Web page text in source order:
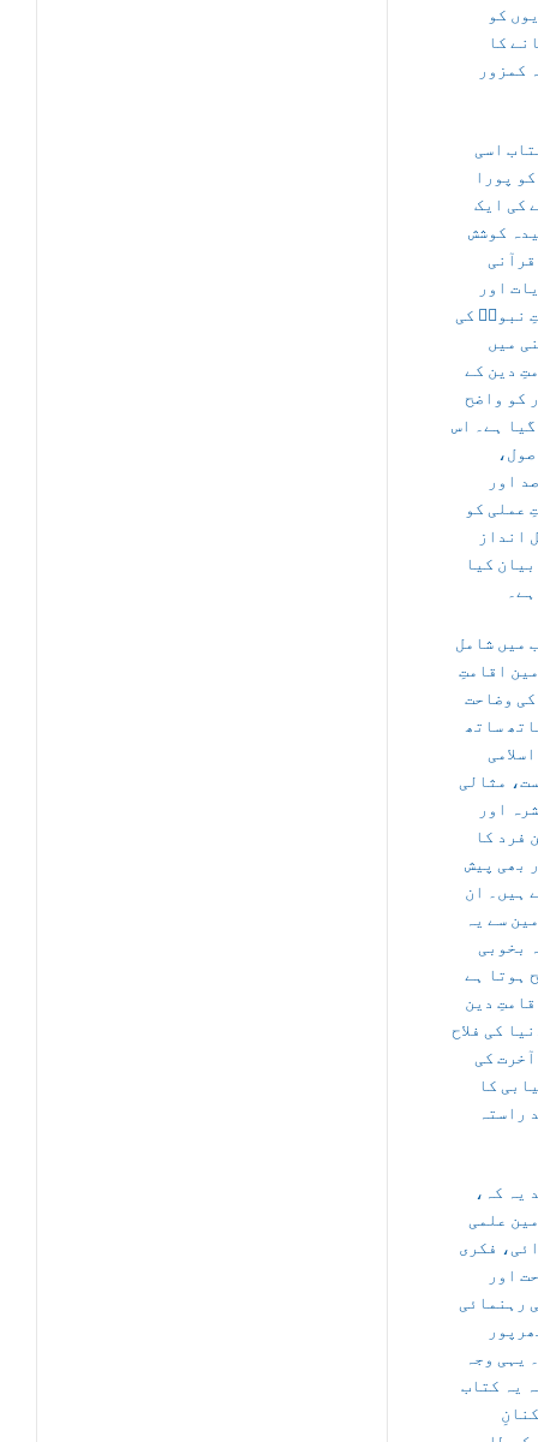
کو
کا
کمزور
اسی
پورا
کی ایک
کوشش
اور
نبویؐ کی
میں
دین کے
کو واضح
ہے۔ اس
اور
عملی کو
انداز
کیا
میں شامل
اقامتِ
وضاحت
ساتھ
مثالی
اور
فرد کا
بھی پیش
ہیں۔ ان
سے یہ
بخوبی
ہوتا ہے
دین
کی فلاح
کی
کا
راستہ
یہ کہ،
علمی
فکری
اور
رہنمائی
یہی وجہ
یہ کتاب